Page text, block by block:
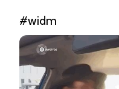
#widm